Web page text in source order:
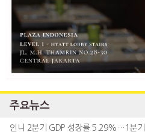
주요뉴스
인니 2분기 GDP 성장률 5.29%…1분기